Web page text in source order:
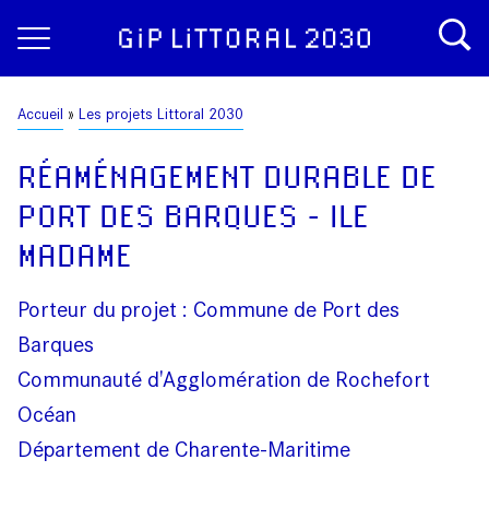
Fil
d'Ariane
Accueil Les projets Littoral 2030
RÉAMÉNAGEMENT DURABLE DE
PORT DES BARQUES - ILE
MADAME
Porteur du projet : Commune de Port des
Barques
Communauté d'Agglomération de Rochefort
Océan
Département de Charente-Maritime